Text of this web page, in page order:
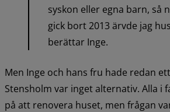
syskon eller egna barn, så
gick bort 2013 ärvde jag
berättar Inge.
Men Inge och hans fru hade redan
Stensholm var inget alternativ. Alla i
på att renovera huset, men frågan